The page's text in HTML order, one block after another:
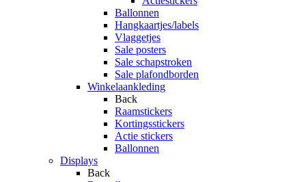
Ballonnen
Hangkaartjes/labels
Vlaggetjes
Sale posters
Sale schapstroken
Sale plafondborden
Winkelaankleding
Back
Raamstickers
Kortingsstickers
Actie stickers
Ballonnen
Displays
Back